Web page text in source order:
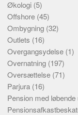
Økologi (5)
Offshore (45)
Ombygning (32)
Outlets (16)
Overgangsydelse (1)
Overnatning (197)
Oversættelse (71)
Parjura (16)
Pension med løbende